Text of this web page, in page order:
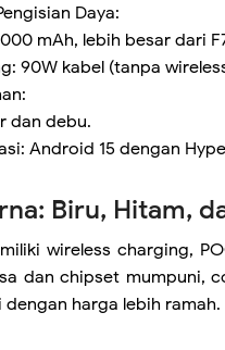
Daya:
mAh, lebih besar dari
90W kabel (tanpa
dan debu.
Android 15 dengan
Biru, Hitam,
wireless charging,
dan chipset mumpuni,
harga lebih ramah.